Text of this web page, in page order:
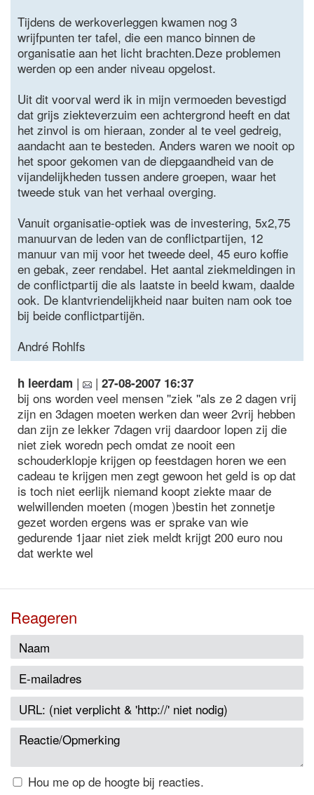
Tijdens de werkoverleggen kwamen nog 3
wrijfpunten ter tafel, die een manco binnen de
organisatie aan het licht brachten.Deze problemen
werden op een ander niveau opgelost.
Uit dit voorval werd ik in mijn vermoeden bevestigd
dat grijs ziekteverzuim een achtergrond heeft en dat
het zinvol is om hieraan, zonder al te veel gedreig,
aandacht aan te besteden. Anders waren we nooit op
het spoor gekomen van de diepgaandheid van de
vijandelijkheden tussen andere groepen, waar het
tweede stuk van het verhaal overging.
Vanuit organisatie-optiek was de investering, 5x2,75
manuurvan de leden van de conflictpartijen, 12
manuur van mij voor het tweede deel, 45 euro koffie
en gebak, zeer rendabel. Het aantal ziekmeldingen in
de conflictpartij die als laatste in beeld kwam, daalde
ook. De klantvriendelijkheid naar buiten nam ook toe
bij beide conflictpartijën.
André Rohlfs
h leerdam | | 27-08-2007 16:37
bij ons worden veel mensen ''ziek ''als ze 2 dagen vrij
zijn en 3dagen moeten werken dan weer 2vrij hebben
dan zijn ze lekker 7dagen vrij daardoor lopen zij die
niet ziek woredn pech omdat ze nooit een
schouderklopje krijgen op feestdagen horen we een
cadeau te krijgen men zegt gewoon het geld is op dat
is toch niet eerlijk niemand koopt ziekte maar de
welwillenden moeten (mogen )bestin het zonnetje
gezet worden ergens was er sprake van wie
gedurende 1jaar niet ziek meldt krijgt 200 euro nou
dat werkte wel
Reageren
Hou me op de hoogte bij reacties.